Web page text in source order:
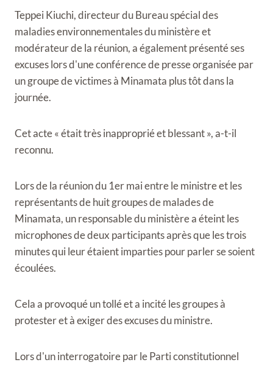
Teppei Kiuchi, directeur du Bureau spécial des
maladies environnementales du ministère et
modérateur de la réunion, a également présenté ses
excuses lors d'une conférence de presse organisée par
un groupe de victimes à Minamata plus tôt dans la
journée.
Cet acte « était très inapproprié et blessant », a-t-il
reconnu.
Lors de la réunion du 1er mai entre le ministre et les
représentants de huit groupes de malades de
Minamata, un responsable du ministère a éteint les
microphones de deux participants après que les trois
minutes qui leur étaient imparties pour parler se soient
écoulées.
Cela a provoqué un tollé et a incité les groupes à
protester et à exiger des excuses du ministre.
Lors d'un interrogatoire par le Parti constitutionnel